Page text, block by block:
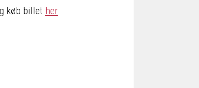
køb billet her